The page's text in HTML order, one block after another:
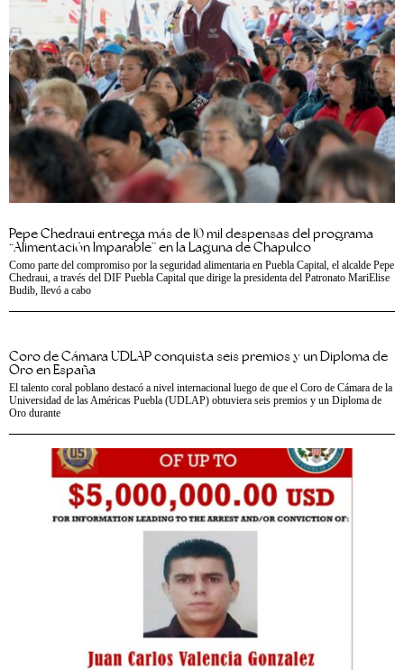
Pepe Chedraui entrega más de 10 mil despensas del programa
“Alimentación Imparable” en la Laguna de Chapulco
Como parte del compromiso por la seguridad alimentaria en Puebla Capital, el alcalde Pepe
Chedraui, a través del DIF Puebla Capital que dirige la presidenta del Patronato MariElise
Budib, llevó a cabo
Coro de Cámara UDLAP conquista seis premios y un Diploma de
Oro en España
El talento coral poblano destacó a nivel internacional luego de que el Coro de Cámara de la
Universidad de las Américas Puebla (UDLAP) obtuviera seis premios y un Diploma de
Oro durante